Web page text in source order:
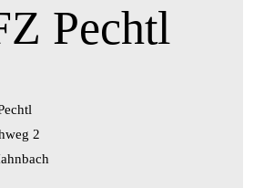
Pechtl
2